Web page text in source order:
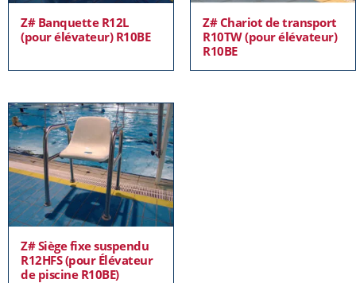
Z# Banquette R12L
(pour élévateur) R10BE
Z# Chariot de transport
R10TW (pour élévateur)
R10BE
Z# Siège fixe suspendu
R12HFS (pour Élévateur
de piscine R10BE)